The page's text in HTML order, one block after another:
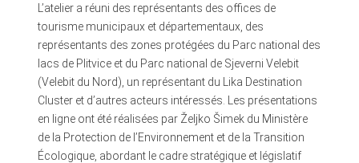
L’atelier a réuni des représentants des offices de
tourisme municipaux et départementaux, des
représentants des zones protégées du Parc national des
lacs de Plitvice et du Parc national de Sjeverni Velebit
(Velebit du Nord), un représentant du Lika Destination
Cluster et d’autres acteurs intéressés. Les présentations
en ligne ont été réalisées par Željko Šimek du Ministère
de la Protection de l’Environnement et de la Transition
Écologique, abordant le cadre stratégique et législatif